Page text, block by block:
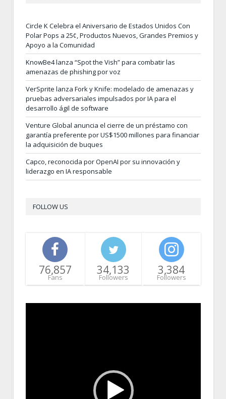
Circle K Celebra el Aniversario de Estados Unidos Con
Polar Pops a 25¢, Productos Nuevos, Grandes Premios y
Apoyo a la Comunidad
KnowBe4 lanza “Spot the Vish” para combatir las
amenazas de phishing por voz
VerSprite lanza Fork y Knife: modelado de amenazas y
pruebas adversariales impulsados por IA para el
desarrollo ágil de software
Venture Global anuncia el cierre de un préstamo con
garantía preferente por US$1500 millones para financiar
la adquisición de buques
Capco, reconocida por OpenAI por su innovación y
liderazgo en IA responsable
FOLLOW US
76,857
Fans
34,133
Followers
3,384
Followers